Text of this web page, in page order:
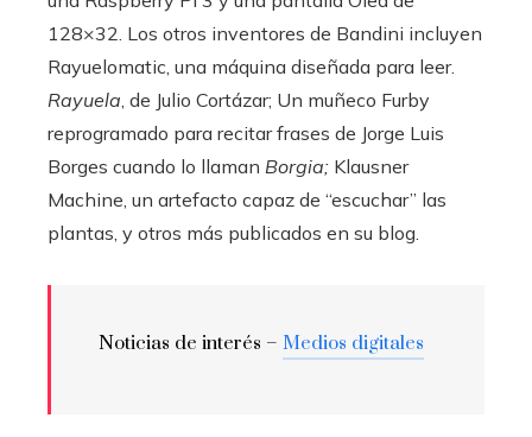
128×32. Los otros inventores de Bandini incluyen
Rayuelomatic, una máquina diseñada para leer.
Rayuela , de Julio Cortázar; Un muñeco Furby
reprogramado para recitar frases de Jorge Luis
Borges cuando lo llaman Borgia; Klausner
Machine, un artefacto capaz de “escuchar” las
plantas, y otros más publicados en su blog.
Noticias de interés – Medios digitales